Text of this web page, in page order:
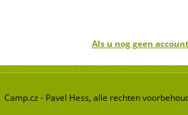
Als u nog geen
- Pavel Hess, alle rechten